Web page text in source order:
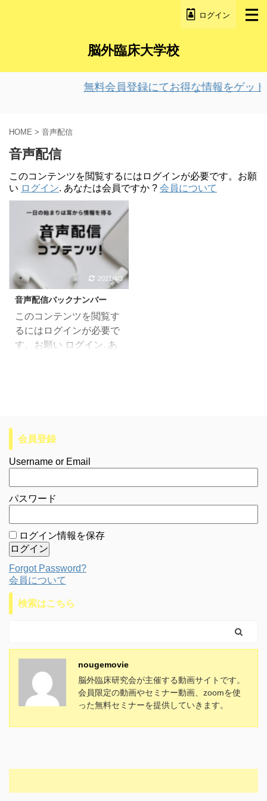
ログイン
脳外臨床大学校
無料会員登録にてお得な情報をゲット
HOME > 音声配信
音声配信
このコンテンツを閲覧するにはログインが必要です。お願
い ログイン. あなたは会員ですか ? 会員について
2021/4/3
音声配信バックナンバー
このコンテンツを閲覧す
るにはログインが必要で
す。お願い ログイン. あ
会員登録
Username or Email
パスワード
ログイン情報を保存
Forgot Password?
会員について
検索はこちら
nougemovie
脳外臨床研究会が主催する動画サイトです。
会員限定の動画やセミナー動画、zoomを使
った無料セミナーを提供していきます。